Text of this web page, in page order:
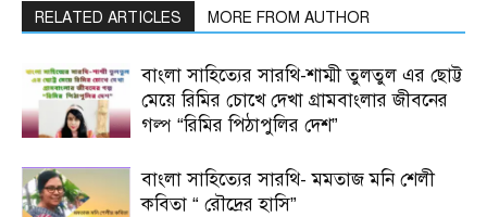
RELATED ARTICLES MORE FROM AUTHOR
বাংলা সাহিত্যের সারথি-শাম্মী তুলতুল এর ছোট্ট
মেয়ে রিমির চোখে দেখা গ্রামবাংলার জীবনের
গল্প “রিমির পিঠাপুলির দেশ”
বাংলা সাহিত্যের সারথি- মমতাজ মনি শেলী
কবিতা “ রৌদ্রের হাসি”